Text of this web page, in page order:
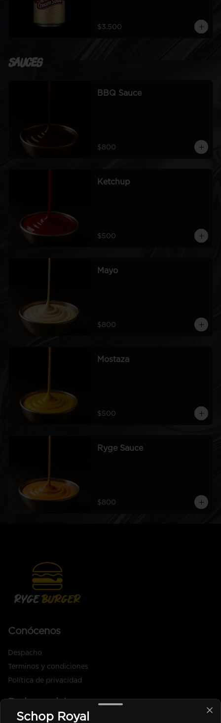
$3.500
Sauces
BBQ Sauce
$800
Ketchup
$500
Mayo
$800
Mostaza
$500
Ryge Sauce
$800
Conócenos
Despacho
Términos y condiciones
Política de privacidad
Schop Royal